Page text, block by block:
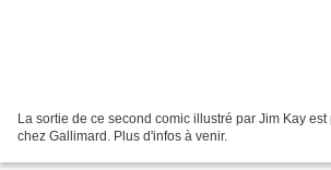
La sortie de ce second comic illustré par Jim Kay
chez Gallimard. Plus d'infos à venir.